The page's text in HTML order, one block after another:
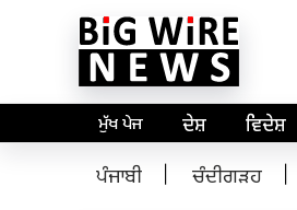
ਮੁੱਖ ਪੇਜ ਦੇਸ਼ ਵਿਦੇਸ਼
ਪੰਜਾਬੀ ਚੰਦੀਗੜਹ